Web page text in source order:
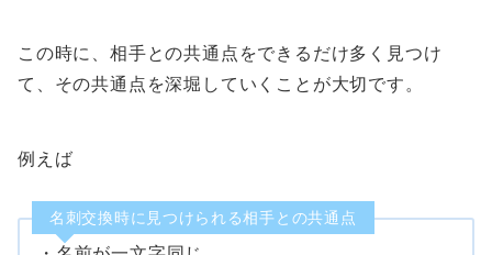
この時に、相手との共通点をできるだけ多く見つけ
て、その共通点を深堀していくことが大切です。
例えば
名刺交換時に見つけられる相手との共通点